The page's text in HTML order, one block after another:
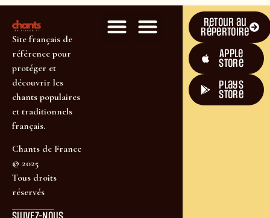
Site français de
référence pour
protéger et
découvrir les
chants populaires
et traditionnels
français.
Chants de France
© 2025
Tous droits
réservés
Retour au
répertoire
Apple
Store
plays
store